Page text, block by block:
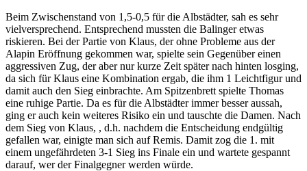
Beim Zwischenstand von 1,5-0,5 für die Albstädter, sah es sehr
vielversprechend. Entsprechend mussten die Balinger etwas
riskieren. Bei der Partie von Klaus, der ohne Probleme aus der
Alapin Eröffnung gekommen war, spielte sein Gegenüber einen
aggressiven Zug, der aber nur kurze Zeit später nach hinten losging,
da sich für Klaus eine Kombination ergab, die ihm 1 Leichtfigur und
damit auch den Sieg einbrachte. Am Spitzenbrett spielte Thomas
eine ruhige Partie. Da es für die Albstädter immer besser aussah,
ging er auch kein weiteres Risiko ein und tauschte die Damen. Nach
dem Sieg von Klaus, , d.h. nachdem die Entscheidung endgültig
gefallen war, einigte man sich auf Remis. Damit zog die 1. mit
einem ungefährdeten 3-1 Sieg ins Finale ein und wartete gespannt
darauf, wer der Finalgegner werden würde.